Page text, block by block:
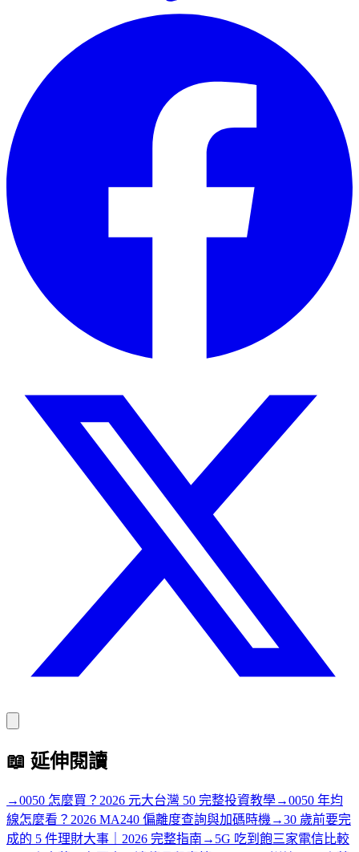
📖 延伸閱讀
→0050 怎麼買？2026 元大台灣 50 完整投資教學→0050 年均
線怎麼看？2026 MA240 偏離度查詢與加碼時機 →30 歲前要完
成的 5 件理財大事｜2026 完整指南 → 5G 吃到飽三家電信比較